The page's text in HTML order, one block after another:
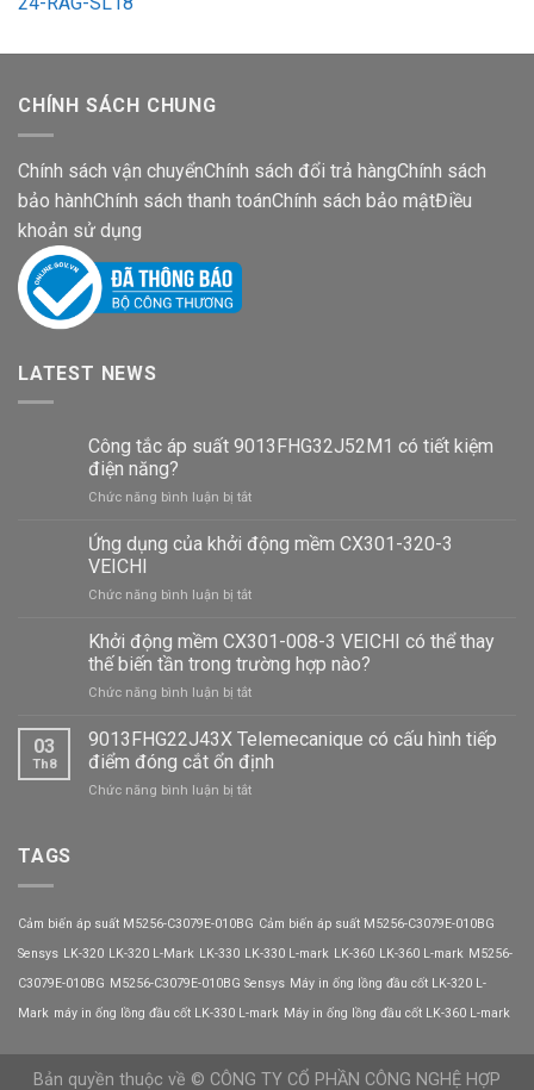
CHÍNH SÁCH CHUNG
Chính sách vận chuyểnChính sách đổi trả hàngChính sách
bảo hànhChính sách thanh toánChính sách bảo mậtĐiều
khoản sử dụng
LATEST NEWS
Công tắc áp suất 9013FHG32J52M1 có tiết kiệm
điện năng?
Chức năng bình luận bị tắtở
tắc
áp
9013FHG32J52M1
tiết
kiệm
năng?
Ứng dụng của khởi động mềm CX301-320-3
VEICHI
Chức năng bình luận bị tắtở
dụng
của
khởi
động
CX301-
320-
3
VEICHI
Khởi động mềm CX301-008-3 VEICHI có thể thay
thế biến tần trong trường hợp nào?
Chức năng bình luận bị tắtở
động
mềm
CX301-
008-
tần
hợp
03
Th8
9013FHG22J43X Telemecanique có cấu hình tiếp
điểm đóng cắt ổn định
Chức năng bình luận bị tắtở
điểm
đóng
ổn
định
TAGS
Cảm biến áp suất M5256-C3079E-010BG Cảm biến áp suất M5256-C3079E-010BG
Sensys LK-320 LK-320 L-Mark LK-330 LK-330 L-mark LK-360 LK-360 L-mark M5256-
C3079E-010BG M5256-C3079E-010BG Sensys Máy in ống lồng đầu cốt LK-320 L-
Mark máy in ống lồng đầu cốt LK-330 L-mark Máy in ống lồng đầu cốt LK-360 L-mark
Bản quyền thuộc về © CÔNG TY CỔ PHẦN CÔNG NGHỆ HỢP